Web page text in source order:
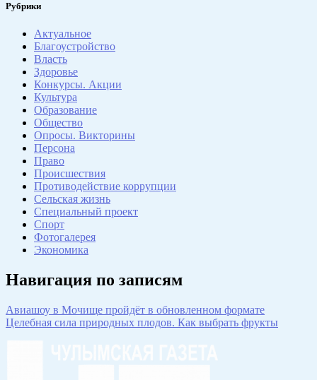
Рубрики
Актуальное
Благоустройство
Власть
Здоровье
Конкурсы. Акции
Культура
Образование
Общество
Опросы. Викторины
Персона
Право
Происшествия
Противодействие коррупции
Сельская жизнь
Специальный проект
Спорт
Фотогалерея
Экономика
Навигация по записям
Авиашоу в Мочище пройдёт в обновленном формате
Целебная сила природных плодов. Как выбрать фрукты